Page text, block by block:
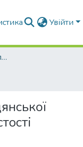
Увійти
Конференції та матеріали конференцій